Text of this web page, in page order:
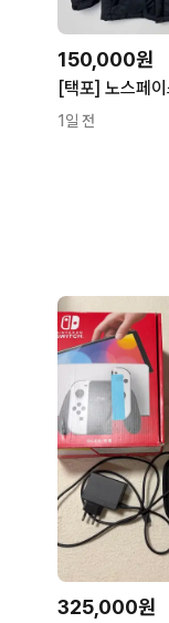
150,000원
1일 전
325,000원